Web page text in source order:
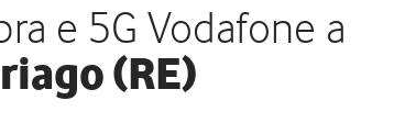
e 5G Vodafone a
(RE)